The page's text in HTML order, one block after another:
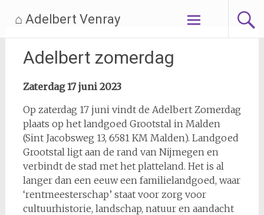
naar
de
inhoud
⌂ Adelbert Venray
Adelbert zomerdag
Zaterdag 17 juni 2023
Op zaterdag 17 juni vindt de Adelbert Zomerdag
plaats op het landgoed Grootstal in Malden
(Sint Jacobsweg 13, 6581 KM Malden). Landgoed
Grootstal ligt aan de rand van Nijmegen en
verbindt de stad met het platteland. Het is al
langer dan een eeuw een familielandgoed, waar
‘rentmeesterschap’ staat voor zorg voor
cultuurhistorie, landschap, natuur en aandacht